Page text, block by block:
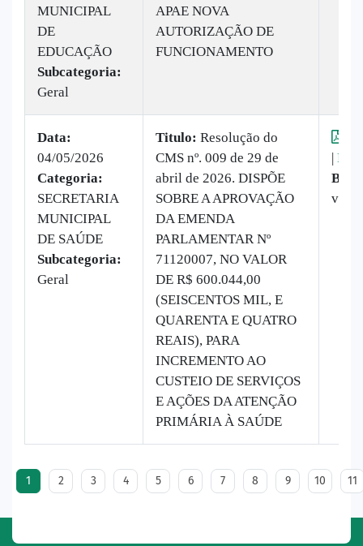
MUNICIPAL
DE
EDUCAÇÃO
Subcategoria:
Geral
APAE NOVA
AUTORIZAÇÃO DE
FUNCIONAMENTO
Data:
04/05/2026
Categoria:
SECRETARIA
MUNICIPAL
DE SAÚDE
Subcategoria:
Geral
Titulo: Resolução do
CMS nº. 009 de 29 de
abril de 2026. DISPÕE
SOBRE A APROVAÇÃO
DA EMENDA
PARLAMENTAR Nº
71120007, NO VALOR
DE R$ 600.044,00
(SEISCENTOS MIL, E
QUARENTA E QUATRO
REAIS), PARA
INCREMENTO AO
CUSTEIO DE SERVIÇOS
E AÇÕES DA ATENÇÃO
PRIMÁRIA À SAÚDE
|
vez
1 2 3 4 5 6 7 8 9 10 11